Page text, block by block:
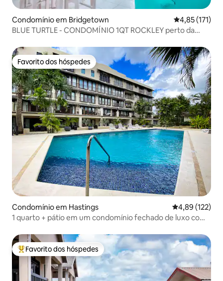
Condomínio em Bridgetown Classificação
4,85 (171)
BLUE TURTLE - CONDOMÍNIO 1QT ROCKLEY perto da
Favorito dos hóspedes
Favorito dos hóspedes
Condomínio em Hastings Classificação
4,89 (122)
1 quarto + pátio em um condomínio fechado de luxo com
Favoritos dos hóspedes mais apreciados
Favorito dos hóspedes